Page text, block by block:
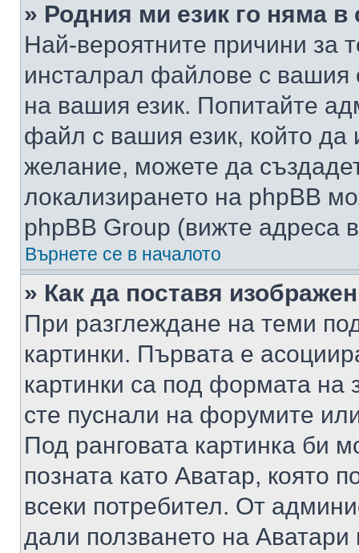
» Родния ми език го няма в
Най-вероятните причини за
инсталрал файлове с вашия
на вашия език. Попитайте
файл с вашия език, който да
желание, можете да
локализирането на phpBB
phpBB Group (вижте адреса
Върнете се в началото
» Как да поставя
При разглеждане на теми
картинки. Първата е
картинки са под формата на
сте пуснали на форумите
Под ранговата картинка би
позната като Аватар, която
всеки потребител. От
дали ползването на